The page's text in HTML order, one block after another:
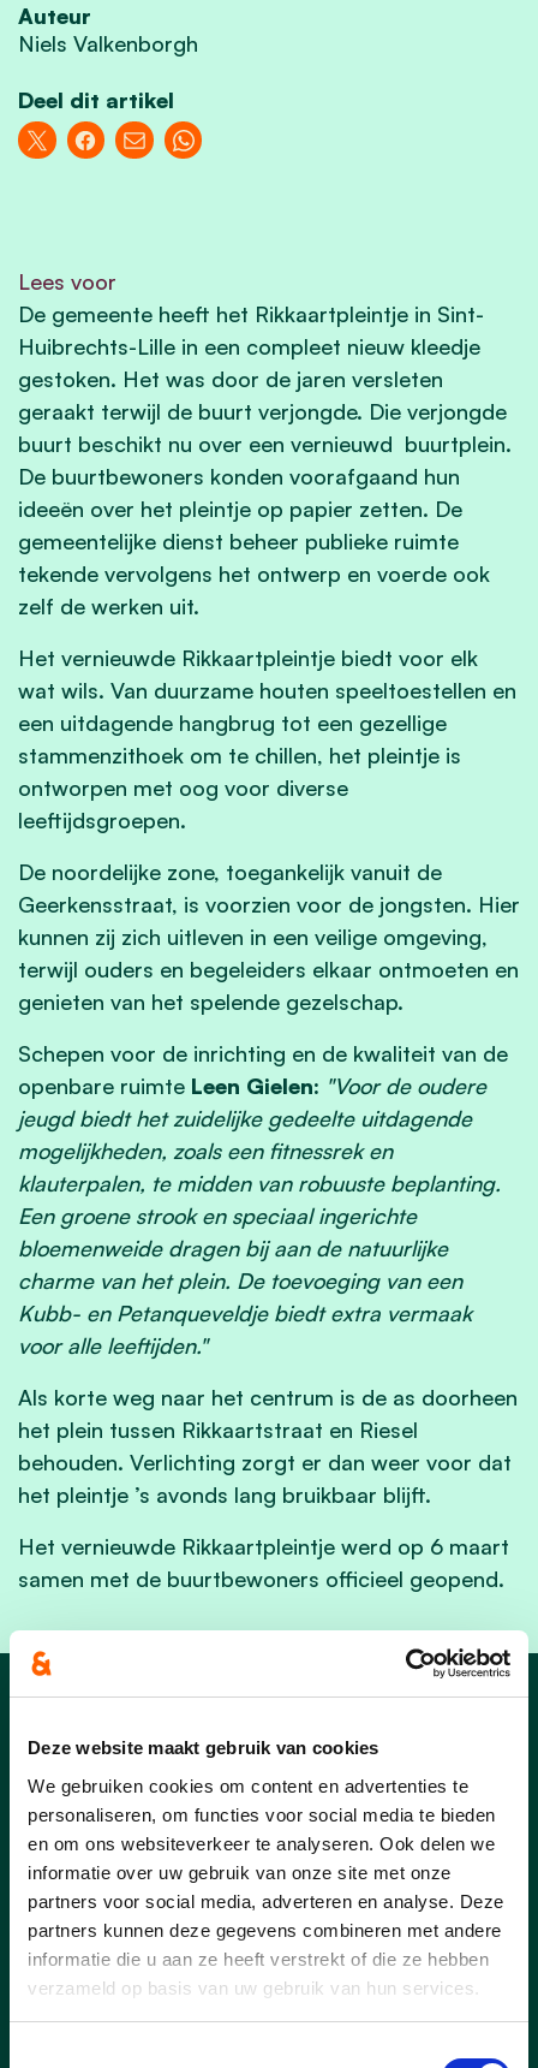
Deze website maakt gebruik van cookies
We gebruiken cookies om content en advertenties te
personaliseren, om functies voor social media te bieden
en om ons websiteverkeer te analyseren. Ook delen we
informatie over uw gebruik van onze site met onze
partners voor social media, adverteren en analyse. Deze
partners kunnen deze gegevens combineren met andere
informatie die u aan ze heeft verstrekt of die ze hebben
verzameld op basis van uw gebruik van hun services.
Auteur
Niels Valkenborgh
Deel dit artikel
Lees voor
De gemeente heeft het Rikkaartpleintje in Sint-
Huibrechts-Lille in een compleet nieuw kleedje
gestoken. Het was door de jaren versleten
geraakt terwijl de buurt verjongde. Die verjongde
buurt beschikt nu over een vernieuwd buurtplein.
De buurtbewoners konden voorafgaand hun
ideeën over het pleintje op papier zetten. De
gemeentelijke dienst beheer publieke ruimte
tekende vervolgens het ontwerp en voerde ook
zelf de werken uit.
Het vernieuwde Rikkaartpleintje biedt voor elk
wat wils. Van duurzame houten speeltoestellen en
een uitdagende hangbrug tot een gezellige
stammenzithoek om te chillen, het pleintje is
ontworpen met oog voor diverse
leeftijdsgroepen.
De noordelijke zone, toegankelijk vanuit de
Geerkensstraat, is voorzien voor de jongsten. Hier
kunnen zij zich uitleven in een veilige omgeving,
terwijl ouders en begeleiders elkaar ontmoeten en
genieten van het spelende gezelschap.
Schepen voor de inrichting en de kwaliteit van de
openbare ruimte Leen Gielen: "Voor de oudere
jeugd biedt het zuidelijke gedeelte uitdagende
mogelijkheden, zoals een fitnessrek en
klauterpalen, te midden van robuuste beplanting.
Een groene strook en speciaal ingerichte
bloemenweide dragen bij aan de natuurlijke
charme van het plein. De toevoeging van een
Kubb- en Petanqueveldje biedt extra vermaak
voor alle leeftijden."
Als korte weg naar het centrum is de as doorheen
het plein tussen Rikkaartstraat en Riesel
behouden. Verlichting zorgt er dan weer voor dat
het pleintje ’s avonds lang bruikbaar blijft.
Het vernieuwde Rikkaartpleintje werd op 6 maart
samen met de buurtbewoners officieel geopend.
Nieuws